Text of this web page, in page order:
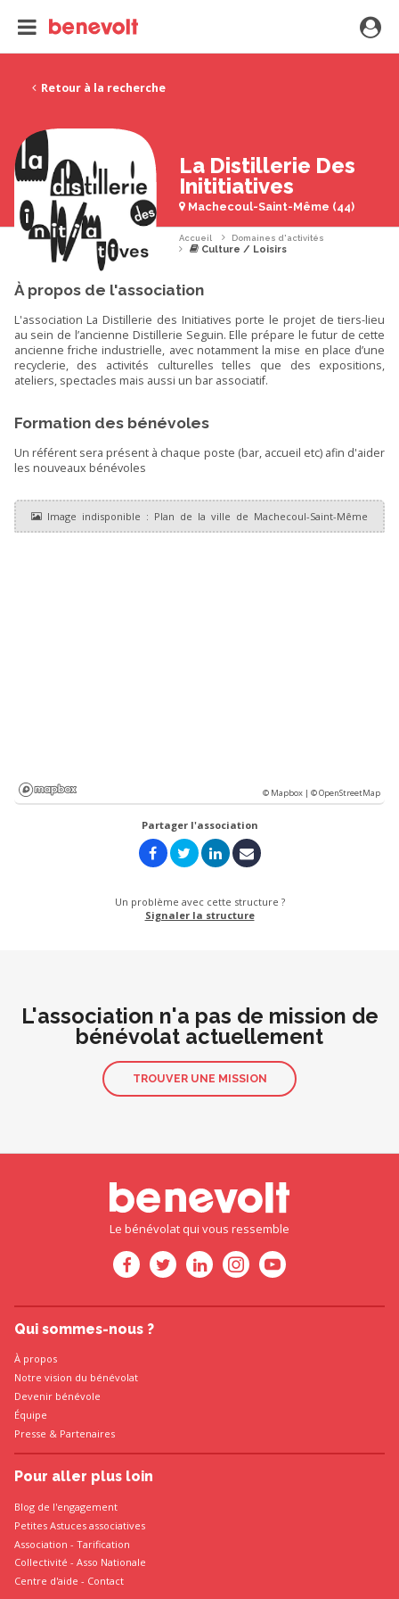
Retour à la recherche
La Distillerie Des
Inititiatives
Machecoul-Saint-Même (44)
Accueil Domaines d'activités
Culture / Loisirs
À propos de l'association
L'association La Distillerie des Initiatives porte le projet de tiers-lieu
au sein de l’ancienne Distillerie Seguin. Elle prépare le futur de cette
ancienne friche industrielle, avec notamment la mise en place d’une
recyclerie, des activités culturelles telles que des expositions,
ateliers, spectacles mais aussi un bar associatif.
Formation des bénévoles
Un référent sera présent à chaque poste (bar, accueil etc) afin d'aider
les nouveaux bénévoles
© Mapbox |© OpenStreetMap
Partager l'association
Un problème avec cette structure ?
Signaler la structure
L'association n'a pas de mission de
bénévolat actuellement
TROUVER UNE MISSION
Le bénévolat qui vous ressemble
Qui sommes-nous ?
À propos
Notre vision du bénévolat
Devenir bénévole
Équipe
Presse & Partenaires
Pour aller plus loin
Blog de l'engagement
Petites Astuces associatives
Association - Tarification
Collectivité - Asso Nationale
Centre d'aide - Contact